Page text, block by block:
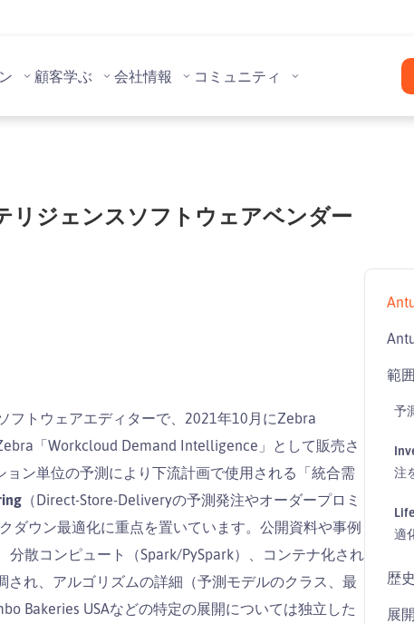
顧客学ぶ 会社情報 コミュニティ
リジェンスソフトウェアベンダー
フトウェアエディターで、2021年10月にZebra
「Workcloud Demand Intelligence」として販売さ
ン単位の予測により下流計画で使用される「統合需
（Direct-Store-Deliveryの予測発注やオーダープロミ
ダウン最適化に重点を置いています。公開資料や事例
散コンピュート（Spark/PySpark）、コンテナ化され
れ、アルゴリズムの詳細（予測モデルのクラス、最
Bakeries USAなどの特定の展開については独立した
範
予
注
適
歴
展